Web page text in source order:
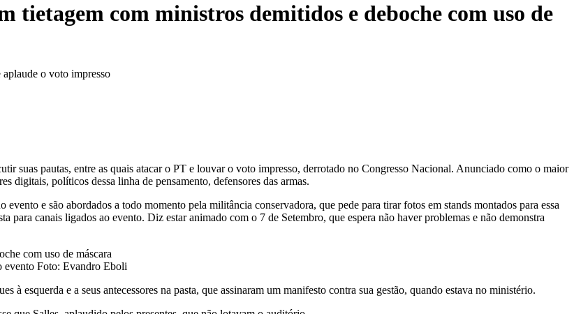
tietagem com ministros demitidos e deboche com uso de
o voto impresso
suas pautas, entre as quais atacar o PT e louvar o voto impresso, derrotado no Congresso Nacional. Anunciado como o maior
digitais, políticos dessa linha de pensamento, defensores das armas.
e são abordados a todo momento pela militância conservadora, que pede para tirar fotos em stands montados para essa
para canais ligados ao evento. Diz estar animado com o 7 de Setembro, que espera não haver problemas e não demonstra
evento Foto: Evandro Eboli
esquerda e a seus antecessores na pasta, que assinaram um manifesto contra sua gestão, quando estava no ministério.